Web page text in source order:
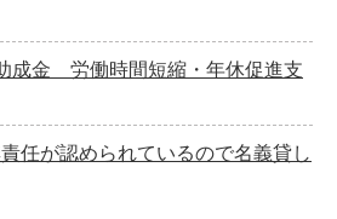
成金 労働時間短縮・年休促進支
任が認められているので名義貸し